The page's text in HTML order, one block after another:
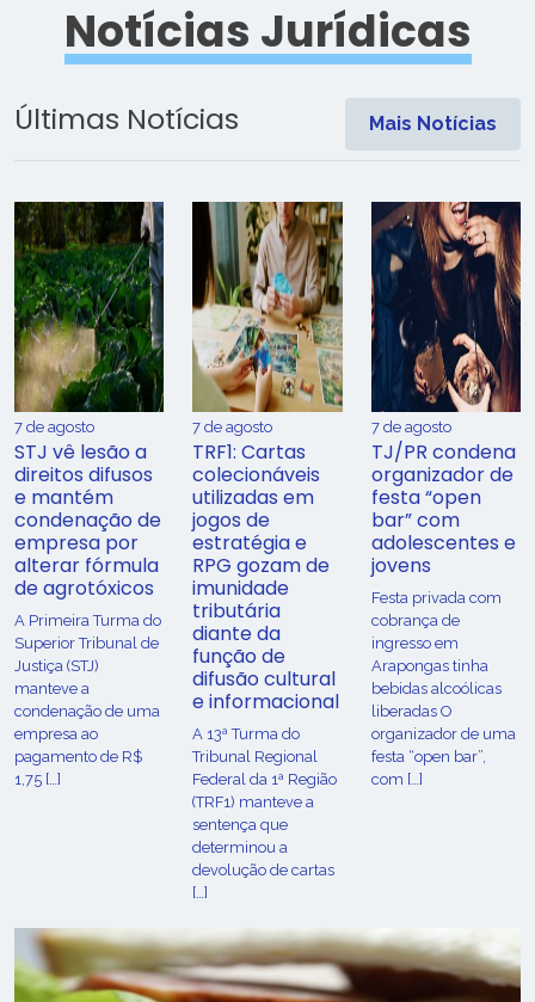
Notícias Jurídicas
Últimas Notícias Mais Notícias
7 de agosto
STJ vê lesão a
direitos difusos
e mantém
condenação de
empresa por
alterar fórmula
de agrotóxicos
​A Primeira Turma do
Superior Tribunal de
Justiça (STJ)
manteve a
condenação de uma
empresa ao
pagamento de R$
1,75 […]
7 de agosto
TRF1: Cartas
colecionáveis
utilizadas em
jogos de
estratégia e
RPG gozam de
imunidade
tributária
diante da
função de
difusão cultural
e informacional
A 13ª Turma do
Tribunal Regional
Federal da 1ª Região
(TRF1) manteve a
sentença que
determinou a
devolução de cartas
[…]
7 de agosto
TJ/PR condena
organizador de
festa “open
bar” com
adolescentes e
jovens
Festa privada com
cobrança de
ingresso em
Arapongas tinha
bebidas alcoólicas
liberadas O
organizador de uma
festa “open bar”,
com […]